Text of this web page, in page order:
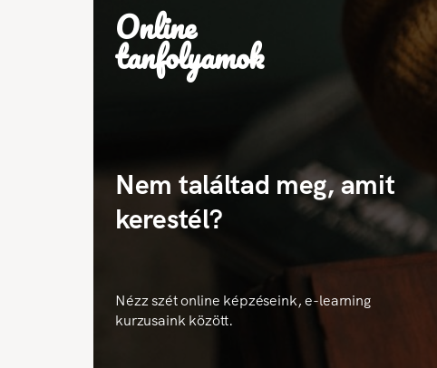
Online
tanfolyamok
Nem találtad meg, amit
kerestél?
Nézz szét online képzéseink, e-learning
kurzusaink között.